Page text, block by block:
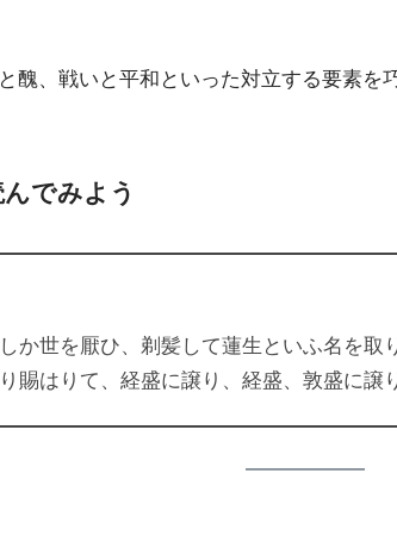
醜、戦いと平和といった対立する要素を
でみよう
か世を厭ひ、剃髪して蓮生といふ名を
賜はりて、経盛に譲り、経盛、敦盛に譲